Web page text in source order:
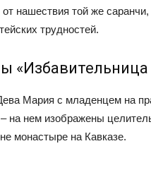
нашествия той же
трудностей.
«Избавительница
Мария с младенцем на
на нем изображены
монастыре на Кавказе.